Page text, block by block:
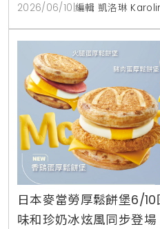
2026/06/10 編輯 凱洛琳
日本麥當勞厚鬆餅堡6/
味和珍奶冰炫風同步登場